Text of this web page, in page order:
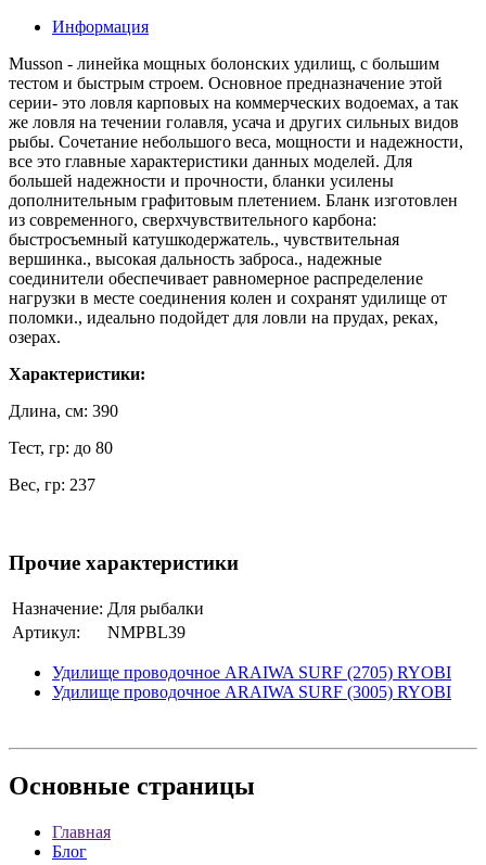
Информация
Musson - линейка мощных болонских удилищ, с большим
тестом и быстрым строем. Основное предназначение этой
серии- это ловля карповых на коммерческих водоемах, а так
же ловля на течении голавля, усача и других сильных видов
рыбы. Сочетание небольшого веса, мощности и надежности,
все это главные характеристики данных моделей. Для
большей надежности и прочности, бланки усилены
дополнительным графитовым плетением. Бланк изготовлен
из современного, сверхчувствительного карбона:
быстросъемный катушкодержатель., чувствительная
вершинка., высокая дальность заброса., надежные
соединители обеспечивает равномерное распределение
нагрузки в месте соединения колен и сохранят удилище от
поломки., идеально подойдет для ловли на прудах, реках,
озерах.
Характеристики:
Длина, см: 390
Тест, гр: до 80
Вес, гр: 237
Прочие характеристики
Назначение: Для рыбалки
Артикул:
NMPBL39
Удилище проводочное ARAIWA SURF (2705) RYOBI
Удилище проводочное ARAIWA SURF (3005) RYOBI
Основные страницы
Главная
Блог